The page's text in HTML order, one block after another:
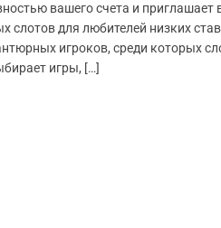
вашего счета и приглашает
слотов для любителей низких
игроков, среди которых
игры, […]